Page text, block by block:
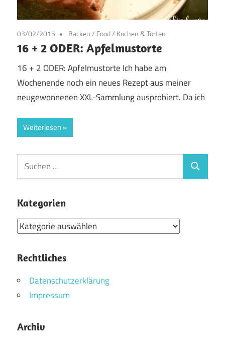
03/02/2015 Backen/ Food/ Kuchen & Torten
16 + 2 ODER: Apfelmustorte
16 + 2 ODER: Apfelmustorte Ich habe am
Wochenende noch ein neues Rezept aus meiner
neugewonnenen XXL-Sammlung ausprobiert. Da ich
Weiterlesen
Suchen
nach:
Suchen
Kategorien
Kategorien
Rechtliches
Datenschutzerklärung
Impressum
Archiv